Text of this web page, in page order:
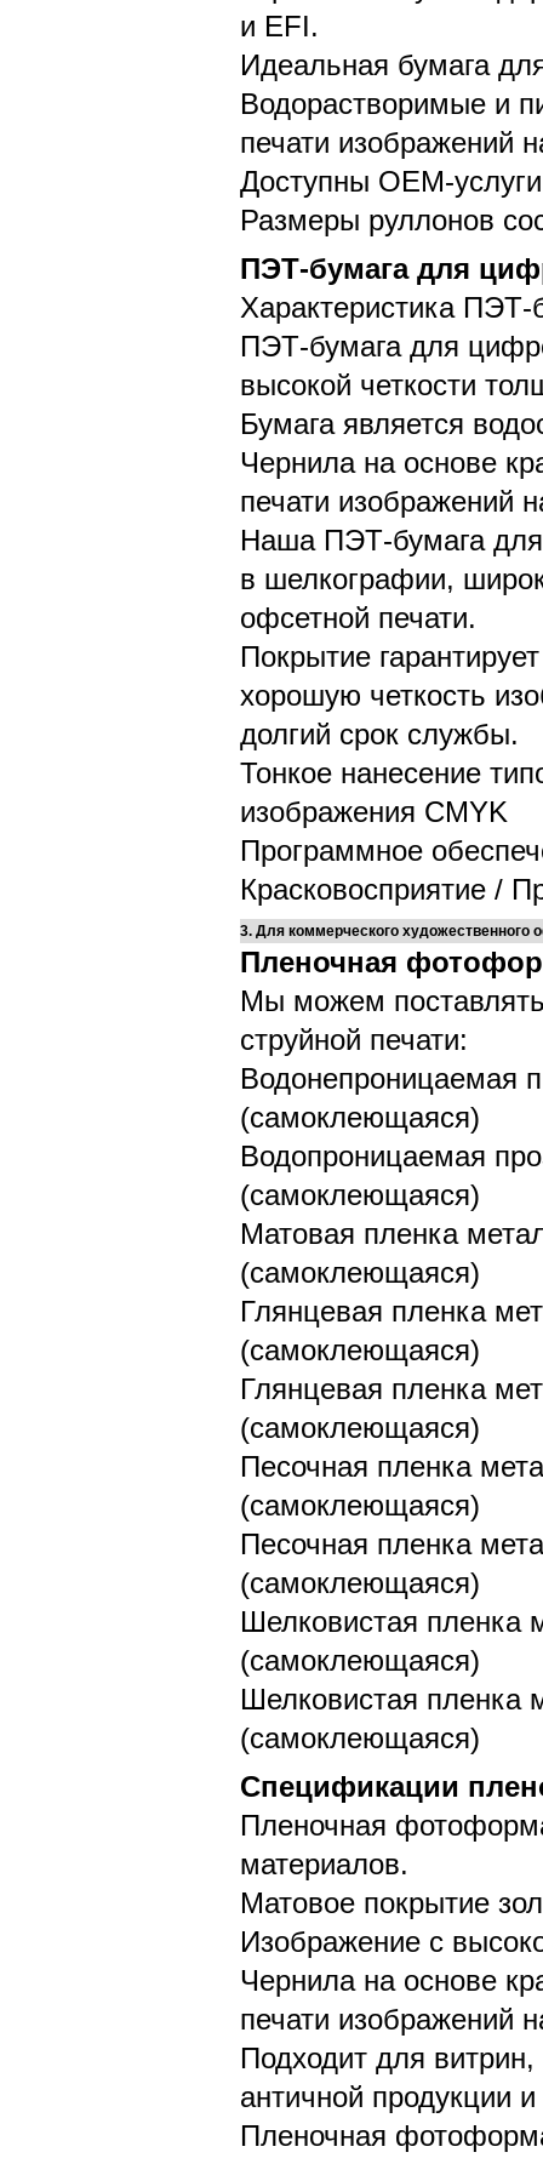
и EFI.
Идеальная бумага
Водорастворимые и
печати изображений
Доступны OEM-
Размеры руллонов
ПЭТ-бумага для
Характеристика
ПЭТ-бумага для
высокой четкости
Бумага является
Чернила на основе
печати изображений
Наша ПЭТ-бумага для
в шелкографии,
офсетной печати.
Покрытие
хорошую четкость
долгий срок службы.
Тонкое нанесение
изображения CMYK
Программное
Красковосприятие /
3. Для коммерческого художественного
Пленочная
Мы можем
струйной печати:
Водонепроницаемая
(самоклеющаяся)
Водопроницаемая
(самоклеющаяся)
Матовая пленка
(самоклеющаяся)
Глянцевая пленка
(самоклеющаяся)
Глянцевая пленка
(самоклеющаяся)
Песочная пленка
(самоклеющаяся)
Песочная пленка
(самоклеющаяся)
Шелковистая пленка
(самоклеющаяся)
Шелковистая пленка
(самоклеющаяся)
Спецификации
Пленочная
материалов.
Матовое покрытие
Изображение с
Чернила на основе
печати изображений
Подходит для
античной продукции
Пленочная